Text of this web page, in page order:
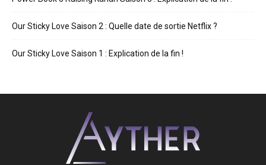
Our Sticky Love Saison 2 : Quelle date de sortie Netflix ?
Our Sticky Love Saison 1 : Explication de la fin !